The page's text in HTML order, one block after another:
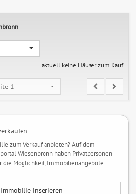
aktuell keine Häuser zum Kauf
1
zum Verkauf anbieten? Auf dem
Wiesenbronn haben Privatpersonen
die Möglichkeit, Immobilienangebote
Immobilie inserieren